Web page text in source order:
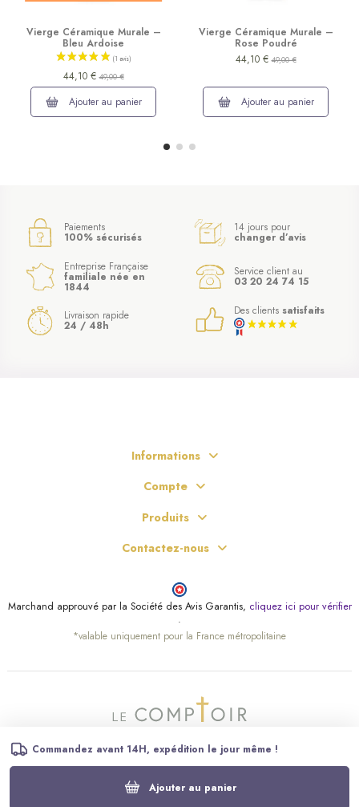
Commandez avant 14H, expédition le jour même !
Ajouter au panier
Vierge Céramique Murale –
Bleu Ardoise
44,10 €49,00 €
Ajouter au panier
Vierge Céramique Murale –
Rose Poudré
44,10 €49,00 €
Ajouter au panier
Paiements
100% sécurisés
14 jours pour
changer d’avis
Entreprise Française
familiale née en
1844
Service client au
03 20 24 74 15
Livraison rapide
24 / 48h
Des clients satisfaits
Informations
Compte
Produits
Contactez-nous
Marchand approuvé par la Société des Avis Garantis, cliquez ici pour vérifier
.
*valable uniquement pour la France métropolitaine